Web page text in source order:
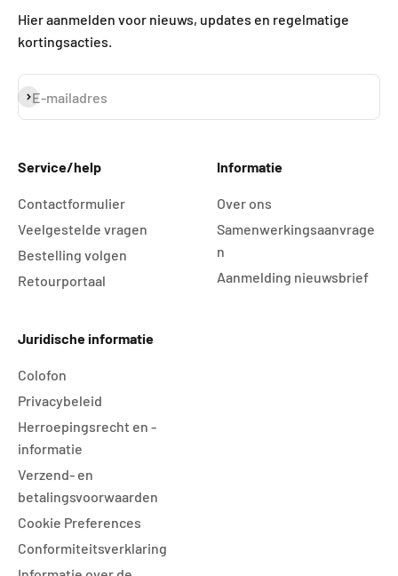
Hier aanmelden voor nieuws, updates en regelmatige
kortingsacties.
E-mailadres
Abonneren
Service/help
Contactformulier
Veelgestelde vragen
Bestelling volgen
Retourportaal
Informatie
Over ons
Samenwerkingsaanvrage
n
Aanmelding nieuwsbrief
Juridische informatie
Colofon
Privacybeleid
Herroepingsrecht en -
informatie
Verzend- en
betalingsvoorwaarden
Cookie Preferences
Conformiteitsverklaring